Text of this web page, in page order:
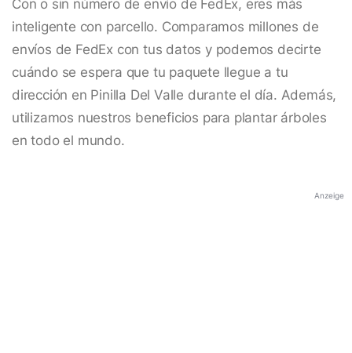
Con o sin número de envío de FedEx, eres más
inteligente con parcello. Comparamos millones de
envíos de FedEx con tus datos y podemos decirte
cuándo se espera que tu paquete llegue a tu
dirección en Pinilla Del Valle durante el día. Además,
utilizamos nuestros beneficios para plantar árboles
en todo el mundo.
Anzeige